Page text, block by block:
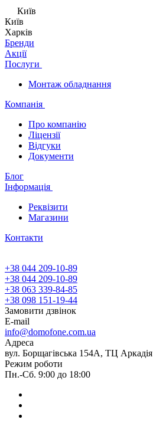
Київ
Київ
Харків
Бренди
Акції
Послуги
Монтаж обладнання
Компанія
Про компанію
Ліцензії
Відгуки
Документи
Блог
Інформація
Реквізити
Магазини
Контакти
+38 044 209-10-89
+38 044 209-10-89
+38 063 339-84-85
+38 098 151-19-44
Замовити дзвінок
E-mail
info@domofone.com.ua
Адреса
вул. Борщагівська 154А, ТЦ Аркадія
Режим роботи
Пн.-Сб. 9:00 до 18:00